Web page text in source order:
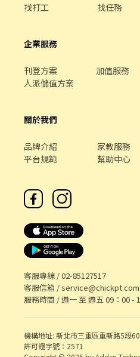
找打工 找任務
企業服務
刊登方案 加值服務
人派儲值方案
關於我們
品牌介紹 家教服務
平台規範
幫助中心
客服專線 /02-85127517
客服信箱 /
服務時間 / 週一 至 週五 09：00 -
機構地址: 新北市三重區重新路5段
許可證字號：2571